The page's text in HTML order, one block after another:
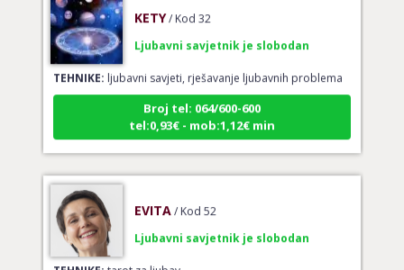
TEHNIKE:ljubavni savjeti, rješavanje ljubavnih problema
Broj tel: 064/600-600
tel:0,93€ - mob:1,12€ min
TEHNIKE:tarot za ljubav